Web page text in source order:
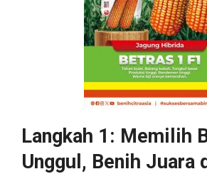
Langkah 1: Memilih
Unggul, Benih Juara